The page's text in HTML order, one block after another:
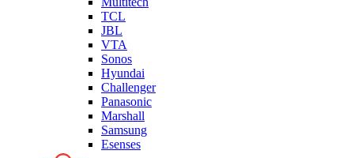
TCL
JBL
VTA
Sonos
Hyundai
Challenger
Panasonic
Marshall
Samsung
Esenses